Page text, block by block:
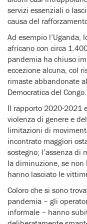
servizi essenziali o
causa del
Ad esempio
africano con circa
pandemia ha chiuso
eccezione alcuna, col
rimaste abbandonate
Democratica del Congo.
Il rapporto 2020-2021
violenza di genere e
limitazioni di
incontrato maggiori
sostegno; l’assenza
la diminuzione, se non
hanno lasciato le
Coloro che si sono
pandemia – gli
informale – hanno